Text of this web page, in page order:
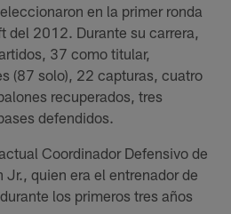
en la primer ronda
del 2012. Durante su carrera,
37 como titular,
(87 solo), 22 capturas, cuatro
recuperados, tres
defendidos.
Coordinador Defensivo de
Jr., quien era el entrenador de
los primeros tres años